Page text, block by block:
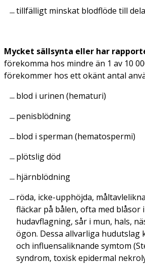
tillfälligt minskat blodflöde till
Mycket sällsynta eller har
förekomma hos mindre än 1 av 10
förekommer hos ett okänt antal
blod i urinen (hematuri)
penisblödning
blod i sperman (hematospermi)
plötslig död
hjärnblödning
röda, icke-upphöjda,
fläckar på bålen, ofta med blåsor
hudavflagning, sår i mun, hals,
ögon. Dessa allvarliga hudutslag
och influensaliknande symtom (
syndrom, toxisk epidermal